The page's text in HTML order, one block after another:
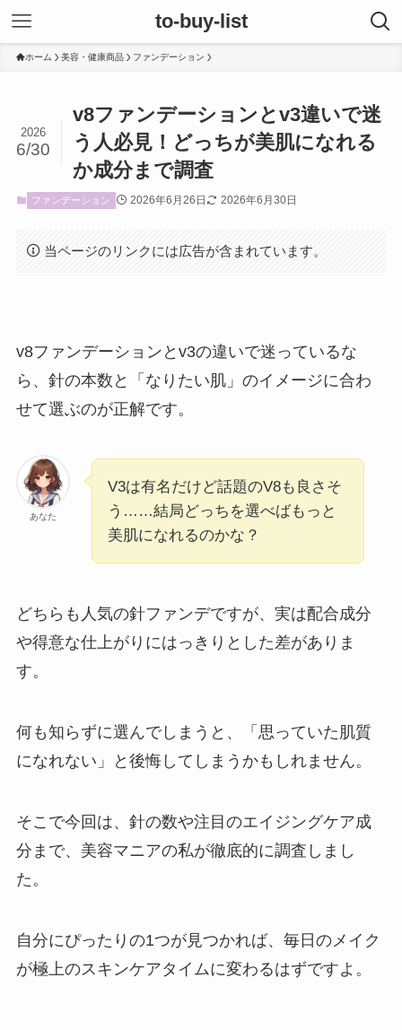
to-buy-list
ホーム 美容・健康商品 ファンデーション
v8ファンデーションとv3違いで迷
う人必見！どっちが美肌になれる
か成分まで調査
2026
6/30
ファンデーション 2026年6月26日 2026年6月30日
当ページのリンクには広告が含まれています。
v8ファンデーションとv3の違いで迷っているな
ら、針の本数と「なりたい肌」のイメージに合わ
せて選ぶのが正解です。
あなた
V3は有名だけど話題のV8も良さそ
う……結局どっちを選べばもっと
美肌になれるのかな？
どちらも人気の針ファンデですが、実は配合成分
や得意な仕上がりにはっきりとした差がありま
す。
何も知らずに選んでしまうと、「思っていた肌質
になれない」と後悔してしまうかもしれません。
そこで今回は、針の数や注目のエイジングケア成
分まで、美容マニアの私が徹底的に調査しまし
た。
自分にぴったりの1つが見つかれば、毎日のメイク
が極上のスキンケアタイムに変わるはずですよ。